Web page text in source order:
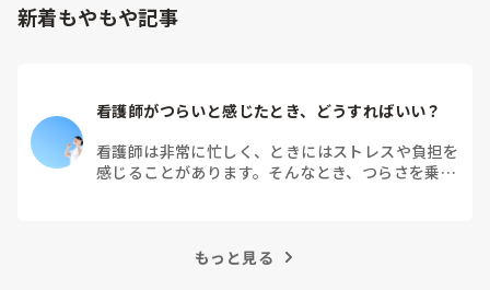
新着もやもや記事
看護師がつらいと感じたとき、どうすればいい？
看護師は非常に忙しく、ときにはストレスや負担を
感じることがあります。そんなとき、つらさを乗り
もっと見る